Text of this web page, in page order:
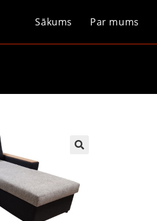
Sākums Par mums